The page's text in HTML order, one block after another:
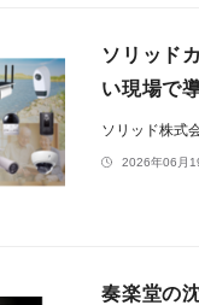
ソリッド
い現場で
ソリッド株式
2026年06月
奏楽堂の